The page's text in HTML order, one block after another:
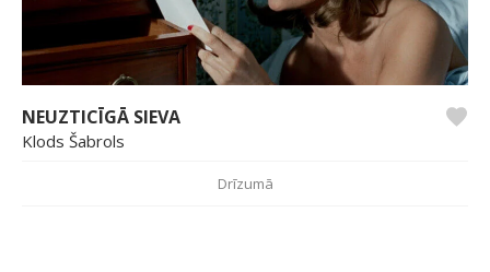
NEUZTICĪGĀ SIEVA
Klods Šabrols
Drīzumā